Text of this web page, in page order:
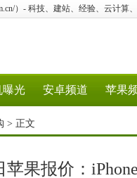
）- 科技、建站、经验、云计算
曝光 安卓频道 苹果
> 正文
苹果报价：